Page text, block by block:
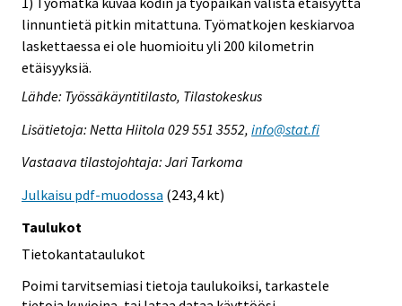
linnuntietä pitkin mitattuna. Työmatkojen keskiarvoa
laskettaessa ei ole huomioitu yli 200 kilometrin
etäisyyksiä.
Lähde: Työssäkäyntitilasto, Tilastokeskus
Lisätietoja: Netta Hiitola 029 551 3552, info@stat.fi
Vastaava tilastojohtaja: Jari Tarkoma
Julkaisu pdf-muodossa (243,4 kt)
Taulukot
Tietokantataulukot
Poimi tarvitsemiasi tietoja taulukoiksi, tarkastele